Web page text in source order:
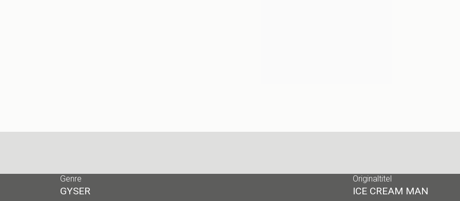
Genre
GYSER
Originaltitel
ICE CREAM MAN